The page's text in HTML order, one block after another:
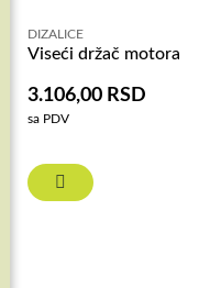
DIZALICE
Viseći držač motora
3.106,00 RSD
sa PDV